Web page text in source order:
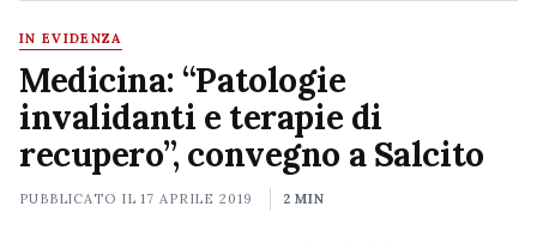
IN EVIDENZA
Medicina: “Patologie
invalidanti e terapie di
recupero”, convegno a Salcito
PUBBLICATO IL17 APRILE 2019 2 MIN